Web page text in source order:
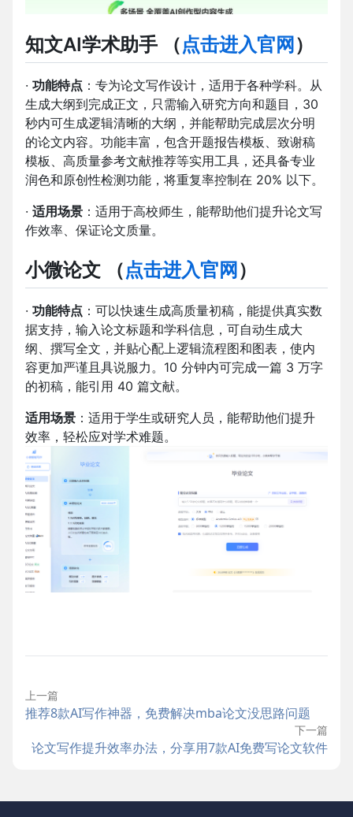
知文AI学术助手 （点击进入官网 ）
· 功能特点 ：专为论文写作设计，适用于各种学科。从
生成大纲到完成正文，只需输入研究方向和题目，30
秒内可生成逻辑清晰的大纲，并能帮助完成层次分明
的论文内容。功能丰富，包含开题报告模板、致谢稿
模板、高质量参考文献推荐等实用工具，还具备专业
润色和原创性检测功能，将重复率控制在 20% 以下。
· 适用场景 ：适用于高校师生，能帮助他们提升论文写
作效率、保证论文质量。
小微论文 （点击进入官网 ）
· 功能特点 ：可以快速生成高质量初稿，能提供真实数
据支持，输入论文标题和学科信息，可自动生成大
纲、撰写全文，并贴心配上逻辑流程图和图表，使内
容更加严谨且具说服力。10 分钟内可完成一篇 3 万字
的初稿，能引用 40 篇文献。
适用场景 ：适用于学生或研究人员，能帮助他们提升
效率，轻松应对学术难题。
上一篇
推荐8款AI写作神器，免费解决mba论文没思路问题
下一篇
论文写作提升效率办法，分享用7款AI免费写论文软件